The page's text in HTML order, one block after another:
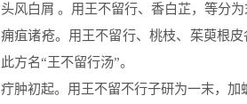
头风白屑 。用王不留行、香白芷，等分
痈疽诸疮。用王不留行、桃枝、茱萸根
此方名“王不留行汤”。
疔肿初起。用王不留不行子研为一末，